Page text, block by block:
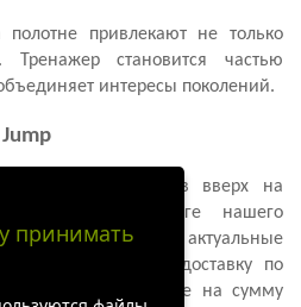
привлекают не только
становится частью
интересы поколений.
для прыжков вверх на
В каталоге нашего
самые актуальные
Осуществляем доставку по
России, при заказе на сумму
принимать